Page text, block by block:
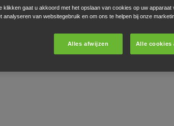
klikken gaat u akkoord met het opslaan van cookies op uw apparaat
van websitegebruik en om ons te helpen bij onze
Alles afwijzen Alle cookies